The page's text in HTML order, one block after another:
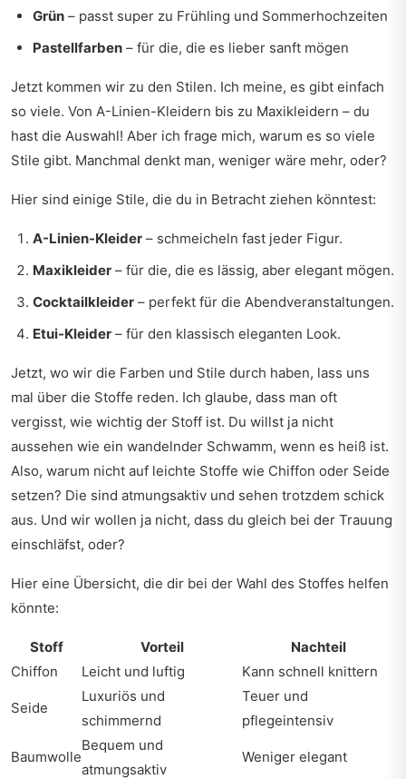
Grün – passt super zu Frühling und Sommerhochzeiten
Pastellfarben – für die, die es lieber sanft mögen
Jetzt kommen wir zu den Stilen. Ich meine, es gibt einfach
so viele. Von A-Linien-Kleidern bis zu Maxikleidern – du
hast die Auswahl! Aber ich frage mich, warum es so viele
Stile gibt. Manchmal denkt man, weniger wäre mehr, oder?
Hier sind einige Stile, die du in Betracht ziehen könntest:
A-Linien-Kleider – schmeicheln fast jeder Figur.
Maxikleider – für die, die es lässig, aber elegant mögen.
Cocktailkleider – perfekt für die Abendveranstaltungen.
Etui-Kleider – für den klassisch eleganten Look.
Jetzt, wo wir die Farben und Stile durch haben, lass uns
mal über die Stoffe reden. Ich glaube, dass man oft
vergisst, wie wichtig der Stoff ist. Du willst ja nicht
aussehen wie ein wandelnder Schwamm, wenn es heiß ist.
Also, warum nicht auf leichte Stoffe wie Chiffon oder Seide
setzen? Die sind atmungsaktiv und sehen trotzdem schick
aus. Und wir wollen ja nicht, dass du gleich bei der Trauung
einschläfst, oder?
Hier eine Übersicht, die dir bei der Wahl des Stoffes helfen
könnte:
Stoff Vorteil
Nachteil
Chiffon
Leicht und luftig Kann schnell knittern
Seide
Luxuriös und
schimmernd
Teuer und
pflegeintensiv
Baumwolle
Bequem und
atmungsaktiv
Weniger elegant